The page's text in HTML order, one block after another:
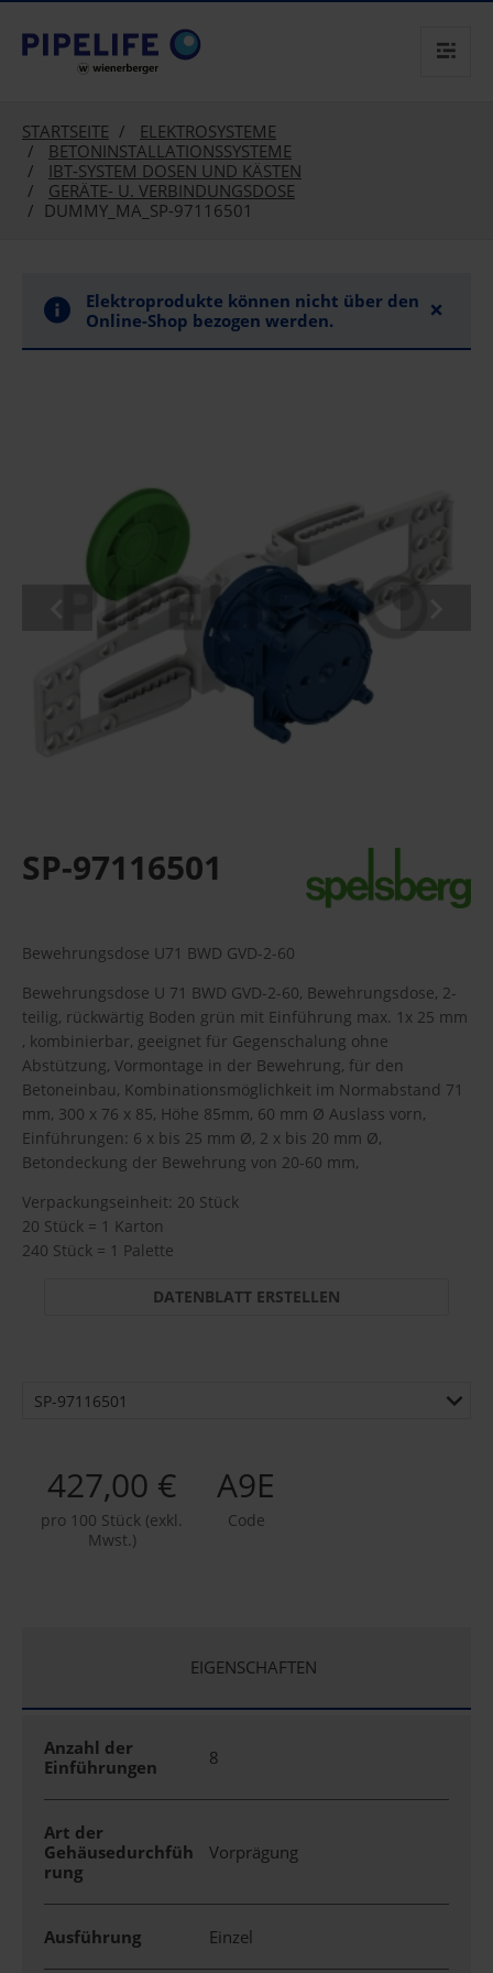
text.skipToContent
text.skipToNavigation
STARTSEITE
ELEKTROSYSTEME
BETONINSTALLATIONSSYSTEME
IBT-SYSTEM DOSEN UND KÄSTEN
GERÄTE- U. VERBINDUNGSDOSE
DUMMY_MA_SP-97116501
Elektroprodukte können nicht über den
Online-Shop bezogen werden.
×
SP-97116501
Bewehrungsdose U71 BWD GVD-2-60
Bewehrungsdose U 71 BWD GVD-2-60, Bewehrungsdose, 2-
teilig, rückwärtig Boden grün mit Einführung max. 1x 25 mm
, kombinierbar, geeignet für Gegenschalung ohne
Abstützung, Vormontage in der Bewehrung, für den
Betoneinbau, Kombinationsmöglichkeit im Normabstand 71
mm, 300 x 76 x 85, Höhe 85mm, 60 mm Ø Auslass vorn,
Einführungen: 6 x bis 25 mm Ø, 2 x bis 20 mm Ø,
Betondeckung der Bewehrung von 20-60 mm,
Verpackungseinheit: 20 Stück
20 Stück = 1 Karton
240 Stück = 1 Palette
DATENBLATT ERSTELLEN
SP-97116501
427,00 €
pro 100 Stück (exkl.
Mwst.)
A9E
Code
EIGENSCHAFTEN
Anzahl der
Einführungen
8
Art der
Gehäusedurchfüh
rung
Vorprägung
Ausführung Einzel